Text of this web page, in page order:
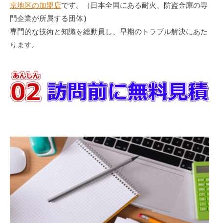
京地区の加盟店です。（日本全国にある耐火、防盗金庫の専
門企業が所属する団体）
専門的な技術と知識を総動員し、早期のトラブル解決にあた
ります。